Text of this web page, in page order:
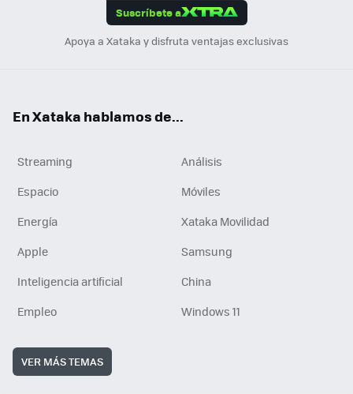
Suscríbete a
Apoya a Xataka y disfruta ventajas exclusivas
En Xataka hablamos de...
Streaming
Análisis
Espacio
Móviles
Energía
Xataka Movilidad
Apple
Samsung
Inteligencia artificial
China
Empleo
Windows 11
VER MÁS TEMAS